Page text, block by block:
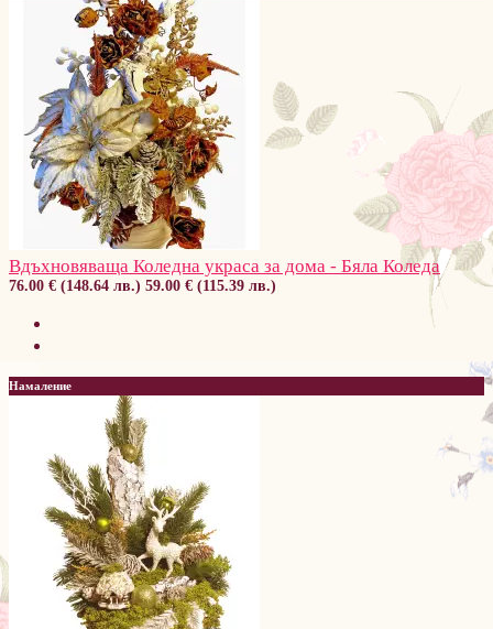
Вдъхновяваща Коледна украса за дома - Бяла Коледа
76.00 € (148.64 лв.) 59.00 € (115.39 лв.)
Намаление